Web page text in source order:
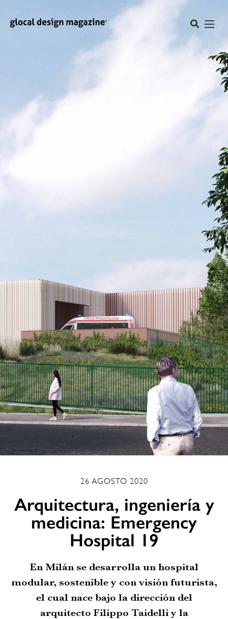
26 AGOSTO 2020
Arquitectura, ingeniería y
medicina: Emergency
Hospital 19
En Milán se desarrolla un hospital
modular, sostenible y con visión futurista,
el cual nace bajo la dirección del
arquitecto Filippo Taidelli y la